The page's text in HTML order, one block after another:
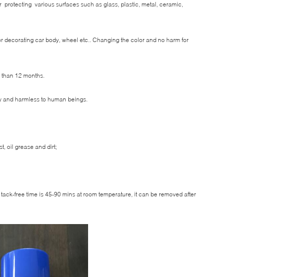
protecting various surfaces such as glass, plastic, metal, ceramic,
car body, wheel etc.. Changing the color and no harm for
12 months.
harmless to human beings.
oil grease and dirt;
free time is 45-90 mins at room temperature, it can be removed after